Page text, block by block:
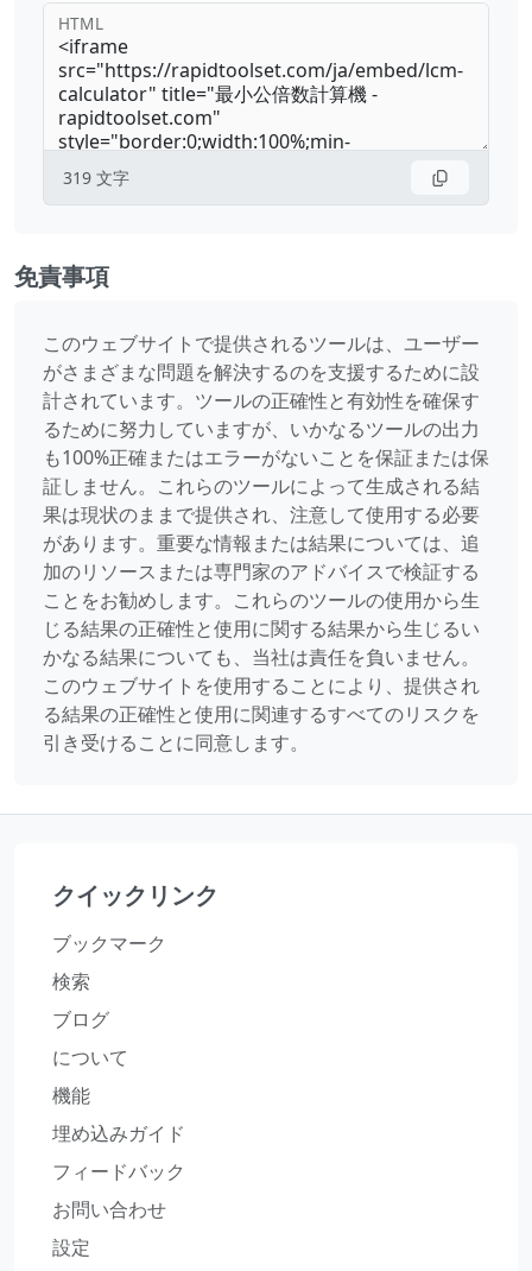
HTML
319 文字
免責事項
このウェブサイトで提供されるツールは、ユーザー
がさまざまな問題を解決するのを支援するために設
計されています。ツールの正確性と有効性を確保す
るために努力していますが、いかなるツールの出力
も100%正確またはエラーがないことを保証または保
証しません。これらのツールによって生成される結
果は現状のままで提供され、注意して使用する必要
があります。重要な情報または結果については、追
加のリソースまたは専門家のアドバイスで検証する
ことをお勧めします。これらのツールの使用から生
じる結果の正確性と使用に関する結果から生じるい
かなる結果についても、当社は責任を負いません。
このウェブサイトを使用することにより、提供され
る結果の正確性と使用に関連するすべてのリスクを
引き受けることに同意します。
クイックリンク
ブックマーク
検索
ブログ
について
機能
埋め込みガイド
フィードバック
お問い合わせ
設定